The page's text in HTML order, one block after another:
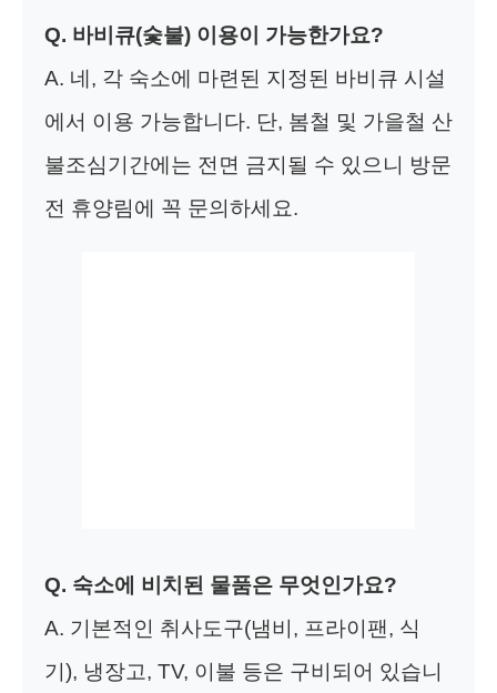
Q. 바비큐(숯불) 이용이 가능한가요?
A. 네, 각 숙소에 마련된 지정된 바비큐 시설
에서 이용 가능합니다. 단, 봄철 및 가을철 산
불조심기간에는 전면 금지될 수 있으니 방문
전 휴양림에 꼭 문의하세요.
Q. 숙소에 비치된 물품은 무엇인가요?
A. 기본적인 취사도구(냄비, 프라이팬, 식
기), 냉장고, TV, 이불 등은 구비되어 있습니